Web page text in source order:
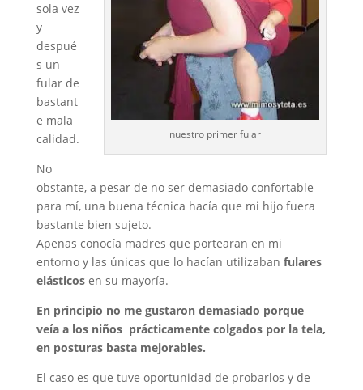
nuestro primer fular
sola vez
y
despué
s un
fular de
bastant
e mala
calidad.
No
obstante, a pesar de no ser demasiado confortable
para mí, una buena técnica hacía que mi hijo fuera
bastante bien sujeto.
Apenas conocía madres que portearan en mi
entorno y las únicas que lo hacían utilizaban fulares
elásticosen su mayoría.
En principio no me gustaron demasiado porque
veía a los niños prácticamente colgados por la tela,
en posturas basta mejorables.
El caso es que tuve oportunidad de probarlos y de